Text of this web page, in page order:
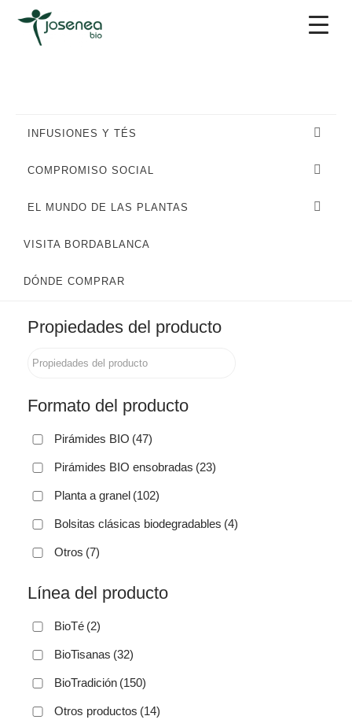
contenido
INFUSIONES Y TÉS
COMPROMISO SOCIAL
EL MUNDO DE LAS PLANTAS
VISITA BORDABLANCA
DÓNDE COMPRAR
Propiedades del producto
Formato del producto
Pirámides BIO (47)
Pirámides BIO ensobradas (23)
Planta a granel (102)
Bolsitas clásicas biodegradables (4)
Otros (7)
Línea del producto
BioTé (2)
BioTisanas (32)
BioTradición (150)
Otros productos (14)